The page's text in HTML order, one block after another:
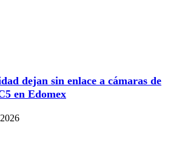
dejan sin enlace a cámaras de
en Edomex